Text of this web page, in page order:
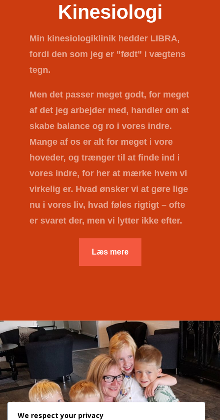
Kinesiologi
Min kinesiologiklinik hedder LIBRA,
fordi den som jeg er ”født” i vægtens
tegn.
Men det passer meget godt, for meget
af det jeg arbejder med, handler om at
skabe balance og ro i vores indre.
Mange af os er alt for meget i vore
hoveder, og trænger til at finde ind i
vores indre, for her at mærke hvem vi
virkelig er. Hvad ønsker vi at gøre lige
nu i vores liv, hvad føles rigtigt – ofte
er svaret der, men vi lytter ikke efter.
Læs mere
We respect your privacy